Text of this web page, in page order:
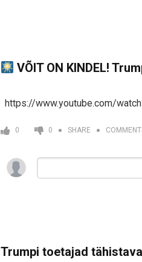
VÕIT ON KINDEL!
https://www.youtube.com/
0 0 SHARE
Trumpi toetajad